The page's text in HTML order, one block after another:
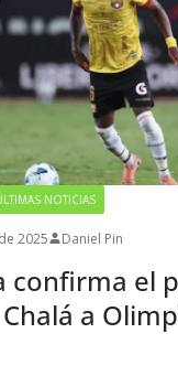
NOTICIAS
2025 Daniel Pin
confirma el
a